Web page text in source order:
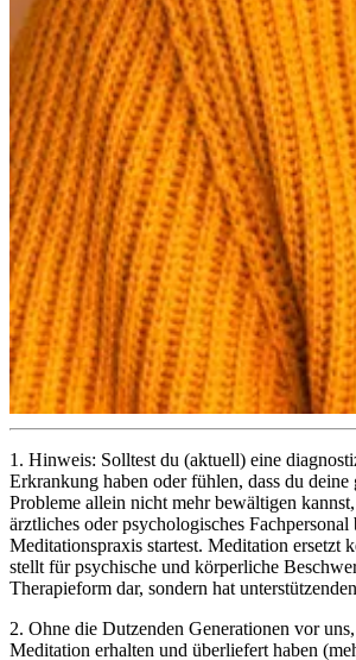
1. Hinweis: Solltest du (aktuell) eine
Erkrankung haben oder fühlen, dass du deine
Probleme allein nicht mehr bewältigen
ärztliches oder psychologisches Fachpersonal
Meditationspraxis startest. Meditation ersetzt
stellt für psychische und körperliche
Therapieform dar, sondern hat
2. Ohne die Dutzenden Generationen vor
Meditation erhalten und überliefert haben